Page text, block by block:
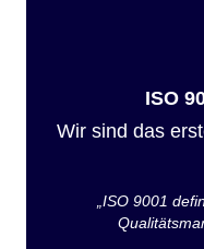
ISO
Wir sind das
„ISO 9001